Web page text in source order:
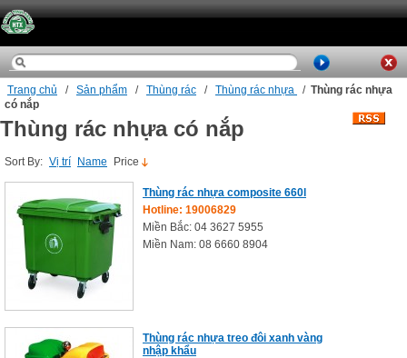
Trang chủ / Sản phẩm / Thùng rác / Thùng rác nhựa / Thùng rác nhựa
có nắp
Thùng rác nhựa có nắp
Sort By: Vị trí Name Price
Thùng rác nhựa composite 660l
Hotline: 19006829
Miền Bắc: 04 3627 5955
Miền Nam: 08 6660 8904
Thùng rác nhựa treo đôi xanh vàng
nhập khẩu